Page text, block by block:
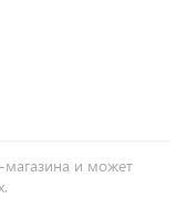
магазина и может